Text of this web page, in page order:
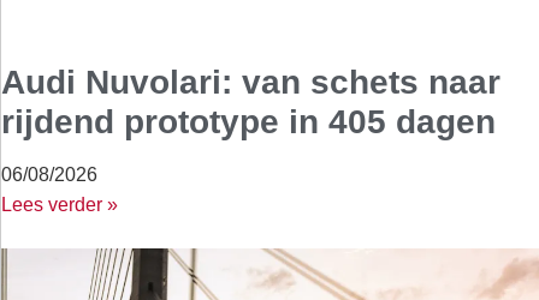
Audi Nuvolari: van schets naar
rijdend prototype in 405 dagen
06/08/2026
Lees verder »